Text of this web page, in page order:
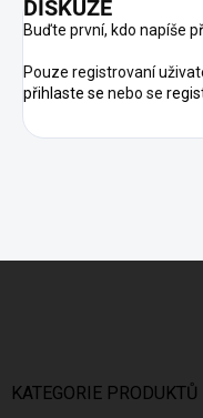
DISKUZE
Buďte první, kdo napíše
Pouze registrovaní
přihlaste se nebo se
KATEGORIE PRODUKTŮ